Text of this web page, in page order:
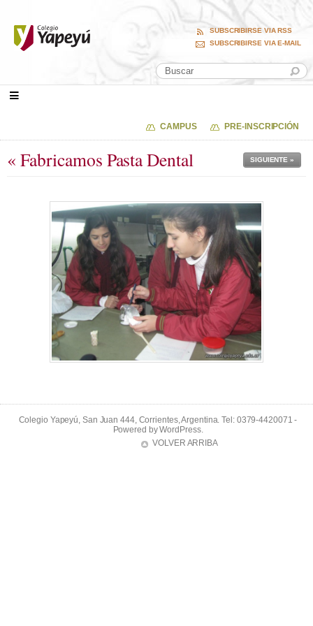
SUBSCRIBIRSE VIA RSS
SUBSCRIBIRSE VIA E-MAIL
CAMPUS PRE-INSCRIPCIÓN
« Fabricamos Pasta Dental SIGUIENTE »
Colegio Yapeyú, San Juan 444, Corrientes, Argentina. Tel: 0379-4420071 -
Powered byWordPress.
VOLVER ARRIBA